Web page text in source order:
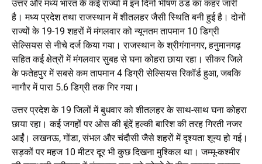
उत्तर और मध्य भारत के कई राज्यों में इन दिनों भीषण ठंड का कहर जारी
है। मध्य प्रदेश तथा राजस्थान में शीतलहर जैसी स्थिति बनी हुई है। दोनों
राज्यों के 19-19 शहरों में मंगलवार को न्यूनतम तापमान 10 डिग्री
सेल्सियस से नीचे दर्ज किया गया। राजस्थान के श्रीगंगानगर, हनुमानगढ़
सहित कई क्षेत्रों में मंगलवार सुबह से घना कोहरा छाया रहा। सीकर जिले
के फतेहपुर में सबसे कम तापमान 4 डिग्री सेल्सियस रिकॉर्ड हुआ, जबकि
नागौर में पारा 5.6 डिग्री तक गिर गया।
उत्तर प्रदेश के 19 जिलों में बुधवार को शीतलहर के साथ-साथ घना कोहरा
छाया रहा। कई जगहों पर ओस की बूंदें हल्की बारिश की तरह गिरती नजर
आईं। लखनऊ, गोंडा, संभल और चंदौसी जैसे शहरों में दृश्यता शून्य हो गई।
सड़कों पर महज 10 मीटर दूर भी कुछ दिखना मुश्किल था। जम्मू-कश्मीर